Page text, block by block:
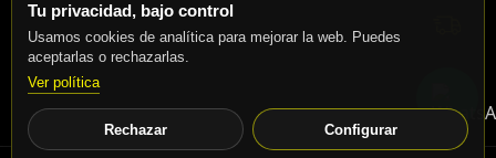
Tu privacidad, bajo control
Usamos cookies de analítica para mejorar la web. Puedes
aceptarlas o rechazarlas.
Ver política
Rechazar Configurar